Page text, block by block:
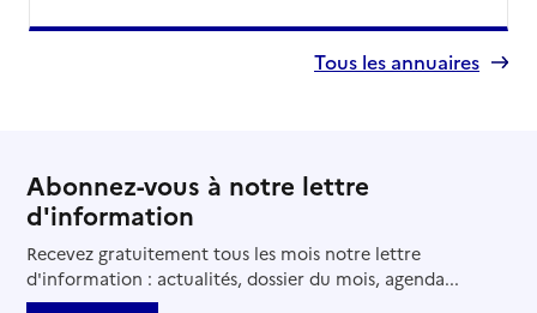
Tous les annuaires
Abonnez-vous à notre lettre
d'information
Recevez gratuitement tous les mois notre lettre
d'information : actualités, dossier du mois, agenda...